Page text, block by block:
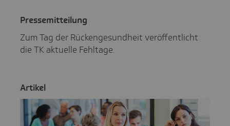
Pres­se­mit­tei­lung
Zum Tag der Rückengesundheit veröffentlicht
die TK aktuelle Fehltage.
Artikel